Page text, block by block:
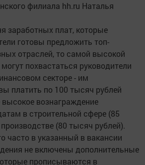
филиала hh.ru Наталья
заработных плат, которые
готовы предложить топ-
отраслей, то самой высокой
похвастаться руководители
секторе - им
платить по 100 тысяч рублей
вознаграждение
в строительной сфере (85
(80 тысяч рублей).
часто в указанный в вакансии
не включены дополнительные
прописываются в